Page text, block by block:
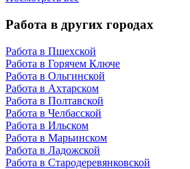
Работа в других городах
Работа в Пшехской
Работа в Горячем Ключе
Работа в Ольгинской
Работа в Ахтарском
Работа в Полтавской
Работа в Челбасской
Работа в Ильском
Работа в Марьинском
Работа в Ладожской
Работа в Стародеревянковской